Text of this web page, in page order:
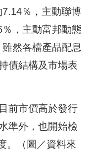
％，主動聯博
，主動富邦動態
然各檔產品配息
債結構及市場表
前市價高於發行
準外，也開始檢
。（圖／資料來